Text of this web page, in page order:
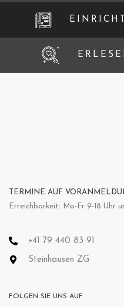
TERMINE AUF
Erreichbarkeit: Mo-Fr 9-18 Uhr
+41 79 440 83 91
Steinhausen ZG
FOLGEN SIE UNS AUF